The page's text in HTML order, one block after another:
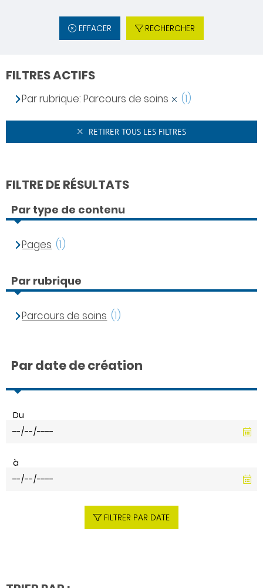
EFFACER RECHERCHER
FILTRES ACTIFS
Par rubrique: Parcours de soins (1)
RETIRER TOUS LES FILTRES
FILTRE DE RÉSULTATS
Par type de contenu
Pages (1)
Par rubrique
Parcours de soins (1)
Par date de création
Du
à
FILTRER PAR DATE